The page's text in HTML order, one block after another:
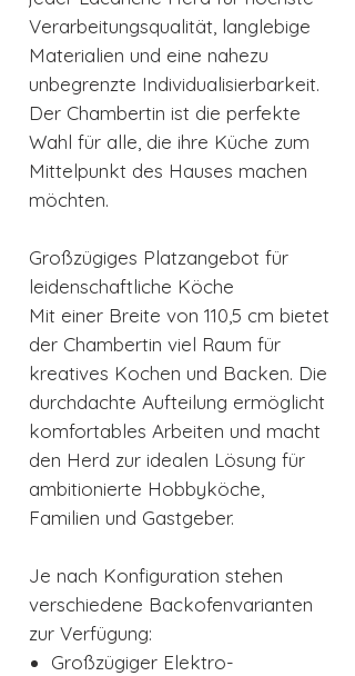
Verarbeitungsqualität, langlebige
Materialien und eine nahezu
unbegrenzte Individualisierbarkeit.
Der Chambertin ist die perfekte
Wahl für alle, die ihre Küche zum
Mittelpunkt des Hauses machen
möchten.
Großzügiges Platzangebot für
leidenschaftliche Köche
Mit einer Breite von 110,5 cm bietet
der Chambertin viel Raum für
kreatives Kochen und Backen. Die
durchdachte Aufteilung ermöglicht
komfortables Arbeiten und macht
den Herd zur idealen Lösung für
ambitionierte Hobbyköche,
Familien und Gastgeber.
Je nach Konfiguration stehen
verschiedene Backofenvarianten
zur Verfügung:
Großzügiger Elektro-